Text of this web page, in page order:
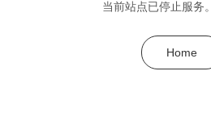
当前站点已停止服务。
Home